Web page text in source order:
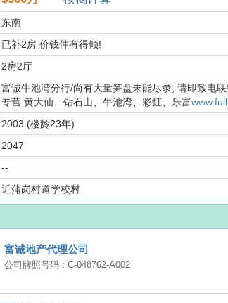
东南
已补2房 价钱仲有得倾!
2房2厅
富诚牛池湾分行/尚有大量笋盘未能尽录, 请即致电
专营 黄大仙、钻石山、牛池湾、彩虹、乐富
2003 (楼龄23年)
2047
--
近蒲岗村道学校村
富诚地产代理公司
公司牌照号码 : C-048762-A002